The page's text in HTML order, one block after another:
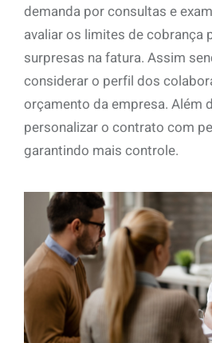
demanda por consultas e
avaliar os limites de cobrança
surpresas na fatura. Assim
considerar o perfil dos
orçamento da empresa. Além
personalizar o contrato com
garantindo mais controle.